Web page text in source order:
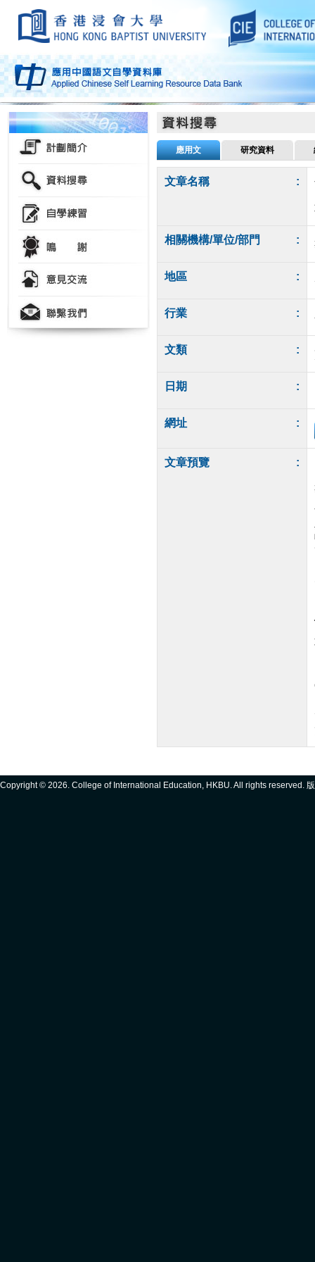
應用文 研究資料
文章名稱 :
相關機構/單位/部門 :
地區 :
行業 :
文類 :
日期 :
網址 :
文章預覽 :
Copyright © 2026. College of International Education, HKBU. All rights reserved.